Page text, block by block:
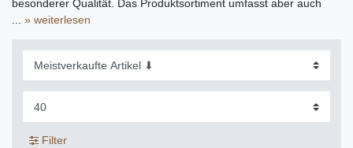
besonderer Qualität. Das Produktsortiment umfasst aber auch
handgefertigteBöker Damast
Außerdem entwickelt und fertigt
unterschiedlichste Anforderungen unter den MarkennamenBöker
Böker Taschenmessern finden Sie in der Kategorie
Böker Messer
Entdecken Sie jetzt die unglaubliche Vielfalt und Qualität der
» weiterlesen
Filter